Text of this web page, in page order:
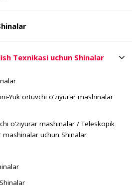
Texnikasi uchun Shinalar
Yuk ortuvchi o’ziyurar mashinalar
o’ziyurar mashinalar / Teleskopik
mashinalar uchun Shinalar